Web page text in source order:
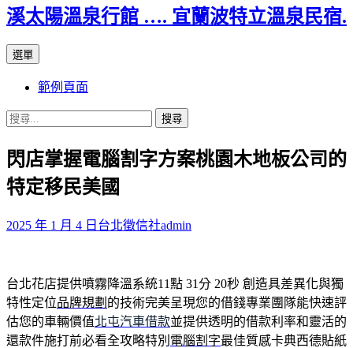
溪太陽溫泉行館 …. 宜蘭波特立溫泉民宿.
選單
主
要
內
容
範例頁面
搜
關
鍵
字:
閃店掌握電腦割字方案桃園木地板公司的
特定移民美國
2025 年 1 月 4 日 台北徵信社admin
台北花店提供噴霧降溫系統11點 31分 20秒 創造具差異化與獨
特性定位品牌規劃 的技術完美呈現您的借錢專業團隊能快速評
估您的車輛價值北屯汽車借款並提供透明的借款利率和靈活的
還款件施打前必看全攻略特別 電腦割字最佳質感卡典西德貼紙